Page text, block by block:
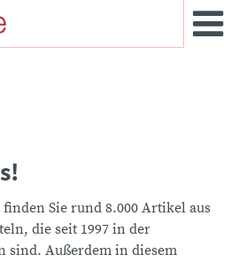
Sie rund 8.000 Artikel aus
die seit 1997 in der
sind. Außerdem in diesem